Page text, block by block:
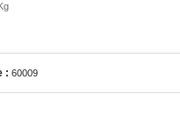
: 60009